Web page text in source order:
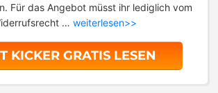
Für das Angebot müsst ihr lediglich vom
… weiterlesen>>
KICKER GRATIS LESEN